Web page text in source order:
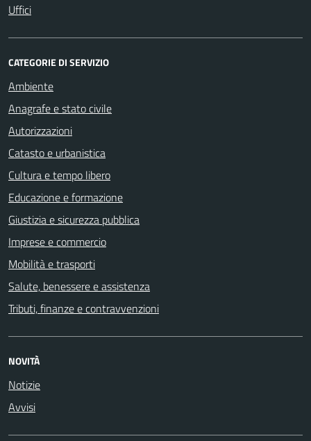
Uffici
CATEGORIE DI SERVIZIO
Ambiente
Anagrafe e stato civile
Autorizzazioni
Catasto e urbanistica
Cultura e tempo libero
Educazione e formazione
Giustizia e sicurezza pubblica
Imprese e commercio
Mobilità e trasporti
Salute, benessere e assistenza
Tributi, finanze e contravvenzioni
NOVITÀ
Notizie
Avvisi